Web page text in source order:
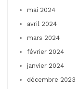
mai 2024
avril 2024
mars 2024
février 2024
janvier 2024
décembre 2023